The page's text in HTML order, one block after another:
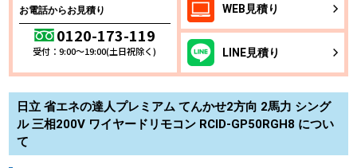
お電話からお見積り
0120-173-119
受付：9:00～19:00(土日祝除く)
WEB 見積り
LINE見積り
日立 省エネの達人プレミアム てんかせ2方向 2馬力 シング
ル 三相200V ワイヤードリモコン RCID-GP50RGH8 につい
て